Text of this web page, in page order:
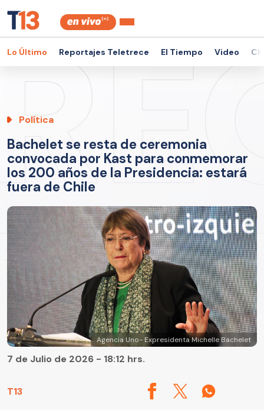
Lo Último Reportajes Teletrece El Tiempo Video
Política
Bachelet se resta de ceremonia
convocada por Kast para conmemorar
los 200 años de la Presidencia: estará
fuera de Chile
Agencia Uno- Expresidenta Michelle Bachelet
T13
7 de Julio de 2026 - 18:12 hrs.